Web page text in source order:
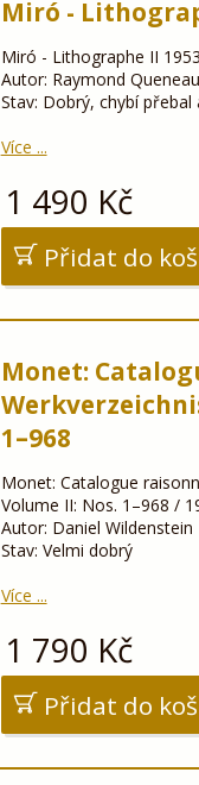
Miró -
Miró - Lithographe II
Autor: Raymond Queneau
Stav: Dobrý, chybí
Více ...
1 490 Kč
Přidat do
Monet:
1–968
Monet: Catalogue
Volume II: Nos. 1–968 /
Autor: Daniel Wildenstein
Stav: Velmi dobrý
Více ...
1 790 Kč
Přidat do